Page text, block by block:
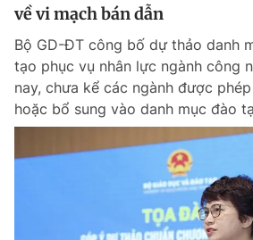
về vi mạch bán dẫn
Bộ GD-ĐT công bố dự thảo danh
tạo phục vụ nhân lực ngành công
nay, chưa kể các ngành được
hoặc bổ sung vào danh mục đào